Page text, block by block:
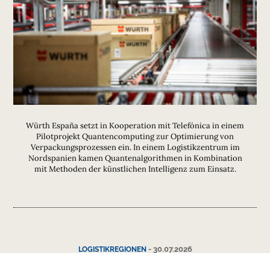
Würth España setzt in Kooperation mit Telefónica in einem
Pilotprojekt Quantencomputing zur Optimierung von
Verpackungsprozessen ein. In einem Logistikzentrum im
Nordspanien kamen Quantenalgorithmen in Kombination
mit Methoden der künstlichen Intelligenz zum Einsatz.
LOGISTIKREGIONEN- 30.07.2026